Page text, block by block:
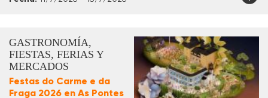
GASTRONOMÍA,
FIESTAS, FERIAS Y
MERCADOS
Festas do Carme e da
Fraga 2026 en As Pontes